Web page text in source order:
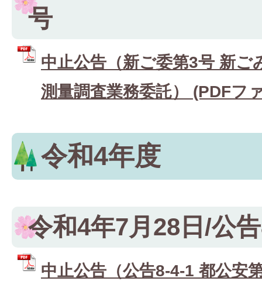
号
中止公告（新ご委第3号 新ご
測量調査業務委託） (PDFフ
令和4年度
令和4年7月28日/公
中止公告（公告8-4-1 都公安